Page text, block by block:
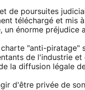
de poursuites
téléchargé et mis
énorme préjudice
"anti-
de l'industrie
la diffusion légale
d'être privée de